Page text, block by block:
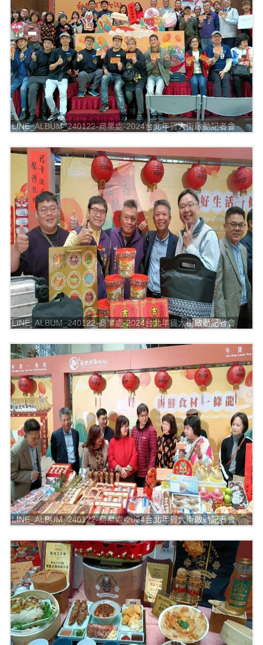
LINE_ALBUM_240122-商業處-2024台北年貨大街啟動記者會
LINE_ALBUM_240122-商業處-2024台北年貨大街啟動記者會
LINE_ALBUM_240122-商業處-2024台北年貨大街啟動記者會